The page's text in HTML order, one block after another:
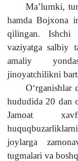
Ma’lumki,
hamda Bojxona
qilingan. Ishchi
vaziyatga salbiy
amaliy
jinoyatchilikni
O‘rganishlar
hududida 20 dan
Jamoat
joylarga
tugmalari va